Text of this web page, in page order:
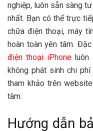
nghiệp, luôn sẵn sàng
nhất. Bạn có thể trực
chữa điện thoại, máy
hoàn toàn yên tâm. Đặc
điện thoại iPhoneluôn
không phát sinh chi
tham khảo trên
tâm.
Hướng dẫn